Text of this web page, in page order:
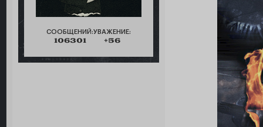
СООБЩЕНИЙ:
106301
УВАЖЕНИЕ:
+56